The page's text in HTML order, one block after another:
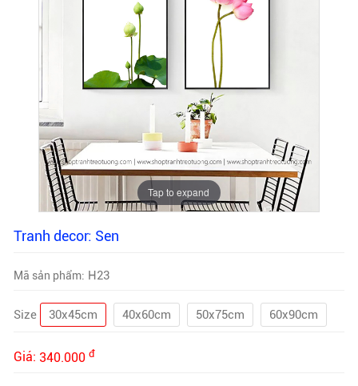
Tap to expand
Tranh decor: Sen
Mã sản phẩm: H23
Size 30x45cm 40x60cm 50x75cm 60x90cm
Giá: 340.000 đ